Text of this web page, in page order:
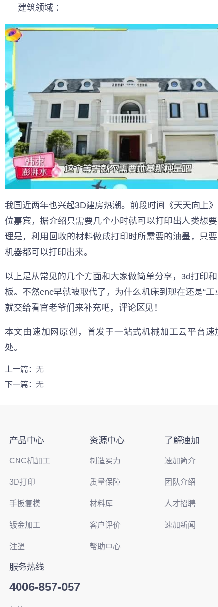
建筑领域 ：
我国近两年也兴起3D建房热潮。前段时间《天天向上
位嘉宾，据介绍只需要几个小时就可以打印出人类想
理是，利用回收的材料做成打印时所需要的油墨，只
机器都可以打印出来。
以上是从常见的几个方面和大家做简单分享，3d打印
板。不然cnc早就被取代了，为什么机床到现在还是“工
就交给看官老爷们来补充吧，评论区见！
本文由速加网原创，首发于一站式机械加工云平台
处。
上一篇： 无
下一篇： 无
产品中心
CNC机加工
3D打印
手板复模
钣金加工
注塑
资源中心
制造实力
质量保障
材料库
客户评价
帮助中心
了解速加
速加简介
团队介绍
人才招聘
速加新闻
服务热线
4006-857-057